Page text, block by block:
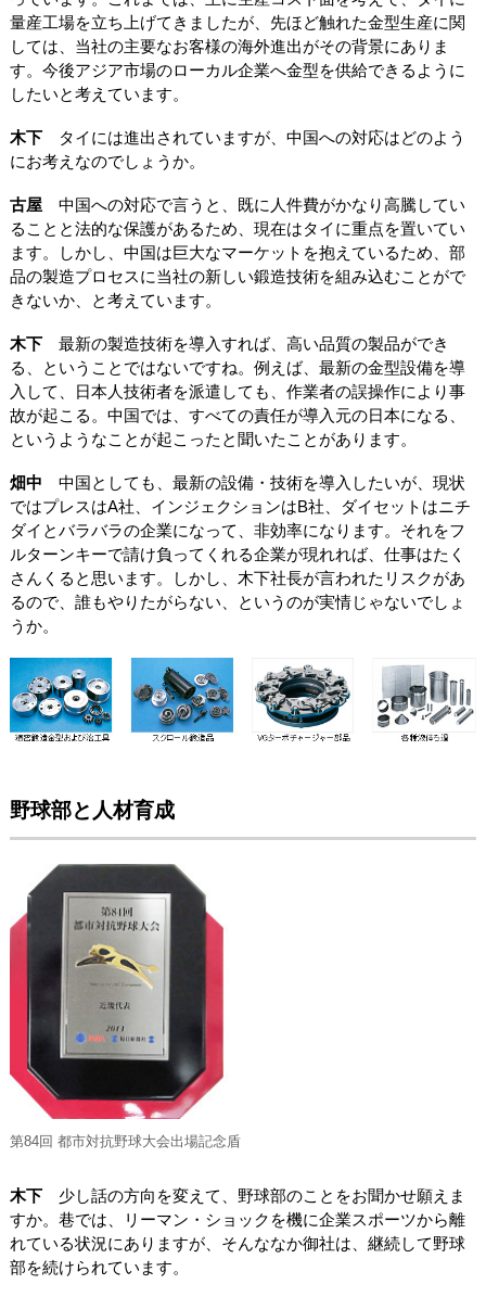
量産工場を立ち上げてきましたが、先ほど触れた金型生産に関
しては、当社の主要なお客様の海外進出がその背景にありま
す。今後アジア市場のローカル企業へ金型を供給できるように
したいと考えています。
木下タイには進出されていますが、中国への対応はどのよう
にお考えなのでしょうか。
古屋中国への対応で言うと、既に人件費がかなり高騰してい
ることと法的な保護があるため、現在はタイに重点を置いてい
ます。しかし、中国は巨大なマーケットを抱えているため、部
品の製造プロセスに当社の新しい鍛造技術を組み込むことがで
きないか、と考えています。
木下最新の製造技術を導入すれば、高い品質の製品ができ
る、ということではないですね。例えば、最新の金型設備を導
入して、日本人技術者を派遣しても、作業者の誤操作により事
故が起こる。中国では、すべての責任が導入元の日本になる、
というようなことが起こったと聞いたことがあります。
畑中 中国としても、最新の設備・技術を導入したいが、現状
ではプレスはA社、インジェクションはB社、ダイセットはニチ
ダイとバラバラの企業になって、非効率になります。それをフ
ルターンキーで請け負ってくれる企業が現れれば、仕事はたく
さんくると思います。しかし、木下社長が言われたリスクがあ
るので、誰もやりたがらない、というのが実情じゃないでしょ
うか。
野球部と人材育成
第84回 都市対抗野球大会出場記念盾
木下少し話の方向を変えて、野球部のことをお聞かせ願えま
すか。巷では、リーマン・ショックを機に企業スポーツから離
れている状況にありますが、そんななか御社は、継続して野球
部を続けられています。